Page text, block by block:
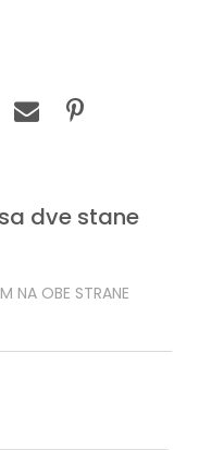
dve stane
NA OBE STRANE